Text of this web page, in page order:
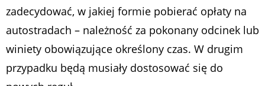
zadecydować, w jakiej formie pobierać opłaty na
autostradach – należność za pokonany odcinek lub
winiety obowiązujące określony czas. W drugim
przypadku będą musiały dostosować się do